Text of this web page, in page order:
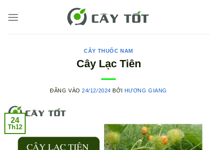
qua
CÂY THUỐC NAM
Cây Lạc Tiên
ĐĂNG VÀO24/12/2024 BỞI HƯƠNG GIANG
24
Th12